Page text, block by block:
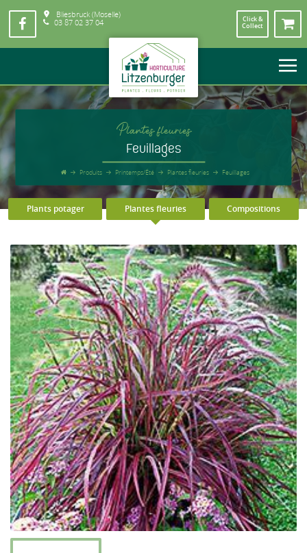
Bliesbruck (Moselle)
03 87 02 37 04
Click &
Collect
Plantes fleuries
Feuillages
Produits Printemps/Été Plantes fleuries Feuillages
Plants potager Plantes fleuries Compositions